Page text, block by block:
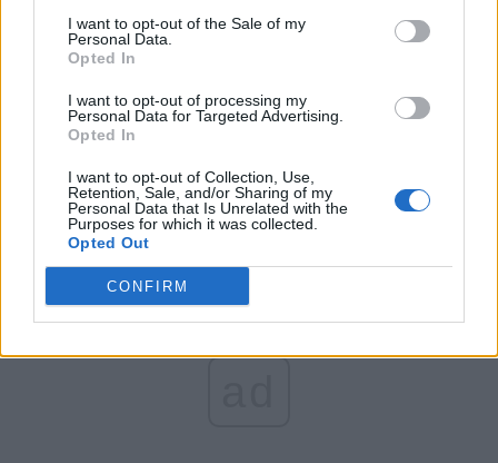
I want to opt-out of the Sale of my
Personal Data.
Opted In
I want to opt-out of processing my
Personal Data for Targeted Advertising.
Opted In
I want to opt-out of Collection, Use,
Retention, Sale, and/or Sharing of my
Personal Data that Is Unrelated with the
Purposes for which it was collected.
Opted Out
CONFIRM
Arată rezultatele
Arhiva sondajelor